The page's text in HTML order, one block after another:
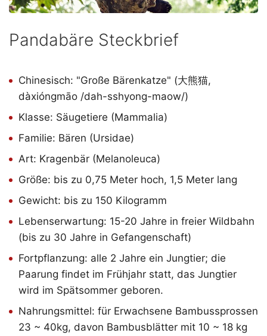
Pandabäre Steckbrief
Chinesisch: "Große Bärenkatze" (大熊猫,
dàxióngmāo /dah-sshyong-maow/)
Klasse: Säugetiere (Mammalia)
Familie: Bären (Ursidae)
Art: Kragenbär (Melanoleuca)
Größe: bis zu 0,75 Meter hoch, 1,5 Meter lang
Gewicht: bis zu 150 Kilogramm
Lebenserwartung: 15-20 Jahre in freier Wildbahn
(bis zu 30 Jahre in Gefangenschaft)
Fortpflanzung: alle 2 Jahre ein Jungtier; die
Paarung findet im Frühjahr statt, das Jungtier
wird im Spätsommer geboren.
Nahrungsmittel: für Erwachsene Bambussprossen
23 ~ 40kg, davon Bambusblätter mit 10 ~ 18 kg